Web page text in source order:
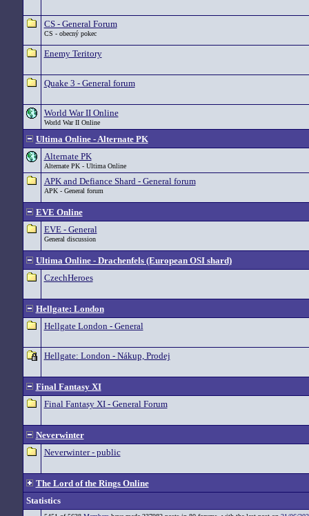
CS - General Forum
CS - obecný pokec
Enemy Teritory
Quake 3 - General forum
World War II Online
World War II Online
Ultima Online - Alternate PK
Alternate PK
Alternate PK - Ultima Online
APK and Defiance Shard - General forum
APK - General forum
EVE Online
EVE - General
General discussion
Ultima Online - Drachenfels (European OSI shard)
CzechHeroes
Hellgate: London
Hellgate London - General
Hellgate: London - Nákup, Prodej
Final Fantasy XI
Final Fantasy XI - General Forum
Neverwinter
Neverwinter - public
The Lord of the Rings Online
Statistics